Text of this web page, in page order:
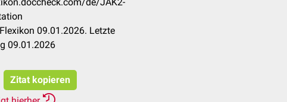
09.01.2026. Letzte
09.01.2026
Zitat kopieren